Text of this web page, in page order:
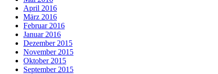
April 2016
März 2016
Februar 2016
Januar 2016
Dezember 2015
November 2015
Oktober 2015
September 2015